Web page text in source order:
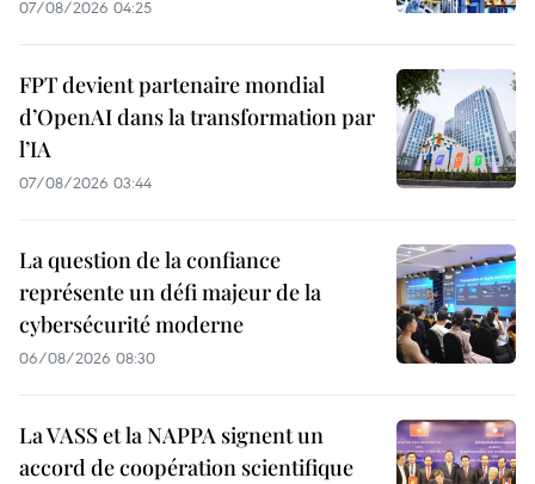
07/08/2026 04:25
FPT devient partenaire mondial
d’OpenAI dans la transformation par
l’IA
07/08/2026 03:44
La question de la confiance
représente un défi majeur de la
cybersécurité moderne
06/08/2026 08:30
La VASS et la NAPPA signent un
accord de coopération scientifique